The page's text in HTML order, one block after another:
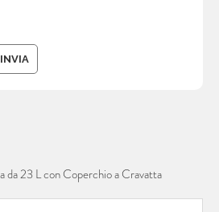
INVIA
da 23 L con Coperchio a Cravatta